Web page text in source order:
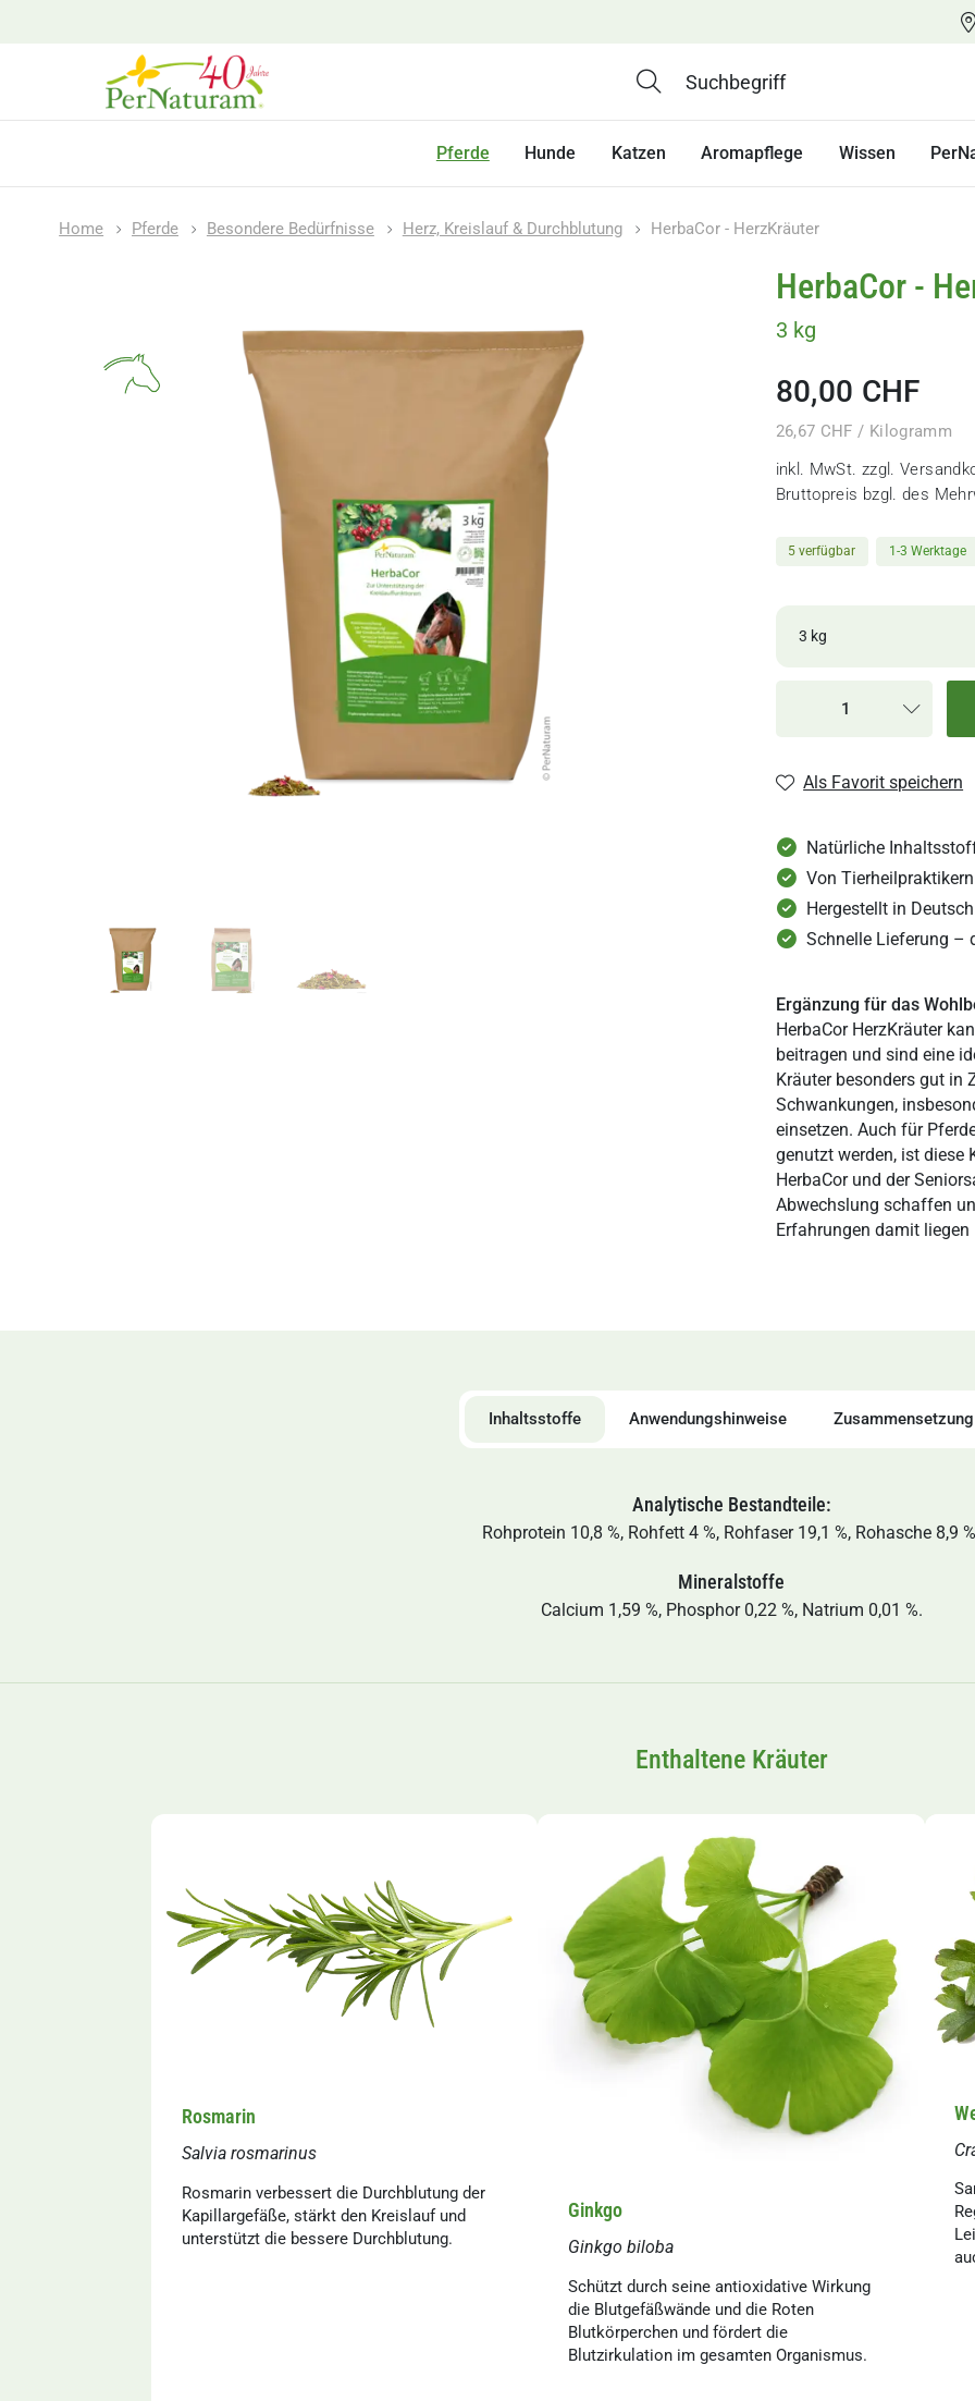
Pferde Hunde Katzen Aromapflege Wissen
Home Pferde Besondere Bedürfnisse Herz, Kreislauf & Durchblutung HerbaCor - HerzKräuter
HerbaCor -
3 kg
80,00 CHF
26,67 CHF / Kilogramm
inkl. MwSt. zzgl.
Bruttopreis bzgl. des
1-3 Werktage
5 verfügbar
3 kg
3 kg
Als Favorit speichern
Natürliche
Von
Hergestellt in
Schnelle Lieferung –
Ergänzung für das
HerbaCor HerzKräuter
beitragen und sind eine
Kräuter besonders gut in
Schwankungen,
einsetzen. Auch für
genutzt werden, ist diese
HerbaCor und der
Abwechslung schaffen
Erfahrungen damit
Inhaltsstoffe Anwendungshinweise Zusammensetzung
Analytische Bestandteile:
Rohprotein 10,8 %, Rohfett 4 %, Rohfaser 19,1 %, Rohasche 8,9
Mineralstoffe
Calcium 1,59 %, Phosphor 0,22 %, Natrium 0,01 %.
Enthaltene Kräuter
Rosmarin
Salvia rosmarinus
Rosmarin verbessert die Durchblutung der
Kapillargefäße, stärkt den Kreislauf und
unterstützt die bessere Durchblutung.
Ginkgo
Ginkgo biloba
Schützt durch seine antioxidative Wirkung
die Blutgefäßwände und die Roten
Blutkörperchen und fördert die
Blutzirkulation im gesamten Organismus.